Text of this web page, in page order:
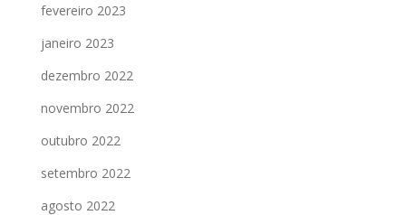
fevereiro 2023
janeiro 2023
dezembro 2022
novembro 2022
outubro 2022
setembro 2022
agosto 2022